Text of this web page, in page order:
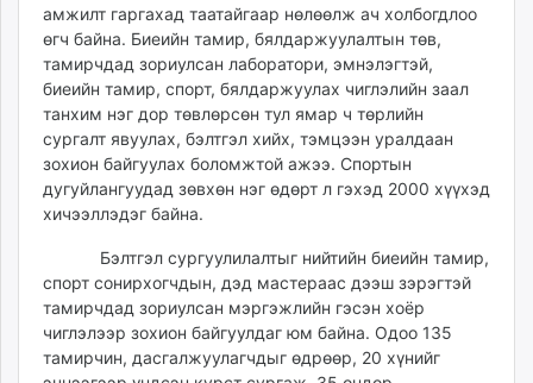
амжилт гаргахад таатайгаар нөлөөлж ач холбогдлоо
өгч байна. Биеийн тамир, бялдаржуулалтын төв,
тамирчдад зориулсан лаборатори, эмнэлэгтэй,
биеийн тамир, спорт, бялдаржуулах чиглэлийн заал
танхим нэг дор төвлөрсөн тул ямар ч төрлийн
сургалт явуулах, бэлтгэл хийх, тэмцээн уралдаан
зохион байгуулах боломжтой ажээ. Спортын
дугуйлангуудад зөвхөн нэг өдөрт л гэхэд 2000 хүүхэд
хичээллэдэг байна.
Бэлтгэл сургуулилалтыг нийтийн биеийн тамир,
спорт сонирхогчдын, дэд мастераас дээш зэрэгтэй
тамирчдад зориулсан мэргэжлийн гэсэн хоёр
чиглэлээр зохион байгуулдаг юм байна. Одоо 135
тамирчин, дасгалжуулагчдыг өдрөөр, 20 хүнийг